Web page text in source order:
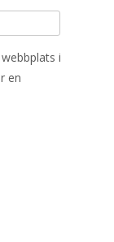
i
en